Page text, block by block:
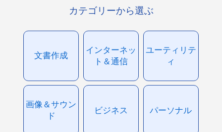
カテゴリーから選ぶ
文書作成
インターネッ
ト＆通信
ユーティリテ
ィ
画像＆サウン
ド
ビジネス パーソナル